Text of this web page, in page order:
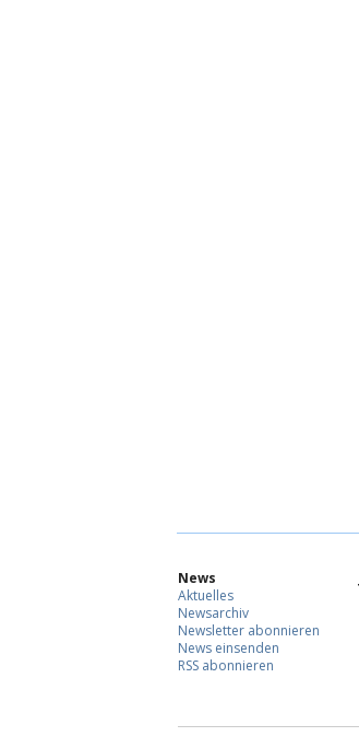
News
Aktuelles
Newsarchiv
Newsletter abonnieren
News einsenden
RSS abonnieren